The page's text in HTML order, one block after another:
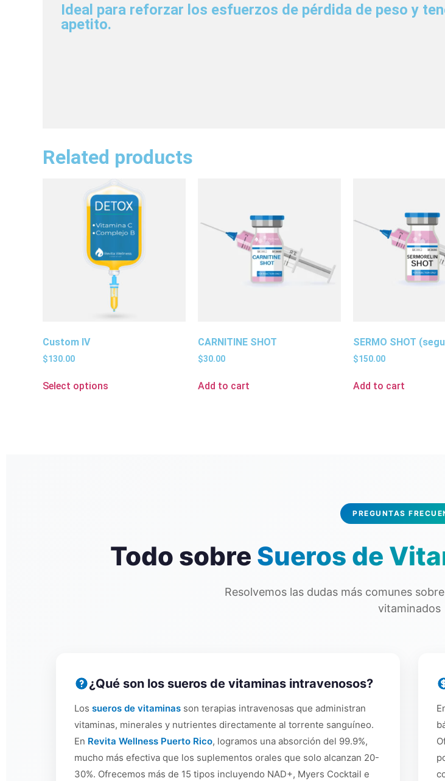
Ideal para reforzar los esfuerzos de pérdida de peso y
apetito.
Related products
Custom IV
$130.00
Select options
CARNITINE SHOT
$30.00
Add to cart
SERMO SHOT
$150.00
Add to cart
PREGUNTAS
Todo sobre Sueros de
Resolvemos las dudas más comunes
vitaminados
¿Qué son los sueros de vitaminas intravenosos?
Los sueros de vitaminas son terapias intravenosas que administran
vitaminas, minerales y nutrientes directamente al torrente sanguíneo.
En Revita Wellness Puerto Rico, logramos una absorción del 99.9%,
mucho más efectiva que los suplementos orales que solo alcanzan 20-
30%. Ofrecemos más de 15 tipos incluyendo NAD+, Myers Cocktail e